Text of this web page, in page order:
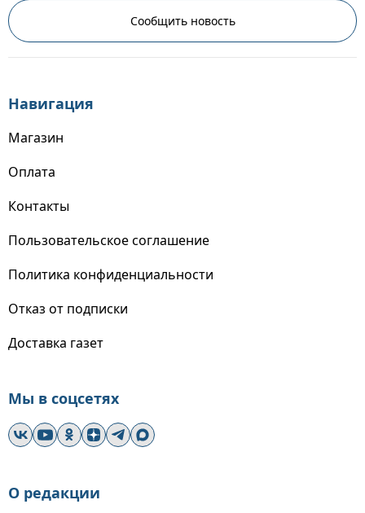
Сообщить новость
Навигация
Магазин
Оплата
Контакты
Пользовательское соглашение
Политика конфиденциальности
Отказ от подписки
Доставка газет
Мы в соцсетях
О редакции